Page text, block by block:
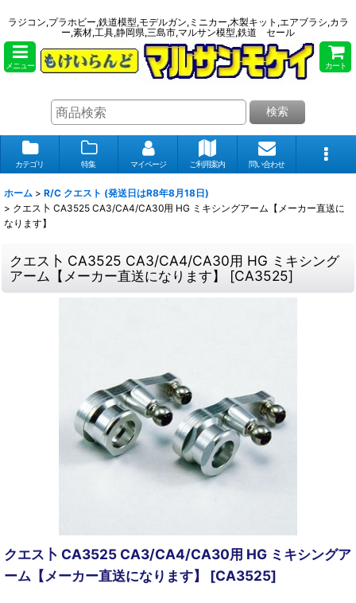
ラジコン,プラホビー,鉄道模型,モデルガン,ミニカー,木製キット,エアブラシ,カラ
ー,素材,工具,静岡県,三島市,マルサン模型,鉄道 セール
メニュー カート
検索
カテゴリ 特集 マイページ ご利用案内 問い合わせ
ホーム > R/C クエスト (発送日はR8年8月18日)
> クエス卜 CA3525 CA3/CA4/CA30用 HG ミキシングアーム【メーカー直送に
なります】
クエス卜 CA3525 CA3/CA4/CA30用 HG ミキシング
アーム【メーカー直送になります】
[CA3525]
クエス卜 CA3525 CA3/CA4/CA30用 HG ミキシングア
ーム【メーカー直送になります】
[CA3525]